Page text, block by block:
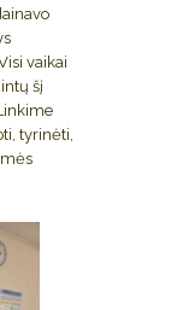
vaikai
šį
tyrinėti,